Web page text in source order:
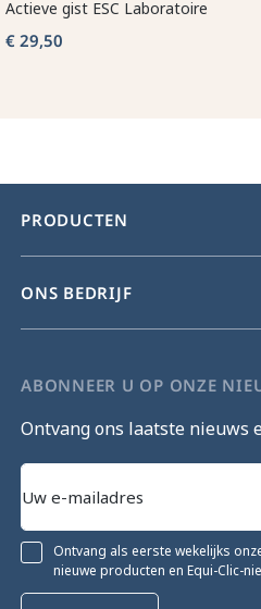
Actieve gist ESC Laboratoire
€ 29,50
PRODUCTEN
ONS BEDRIJF
ABONNEER U OP ONZE
Ontvang ons laatste nieuws
Ontvang als eerste wekelijks
nieuwe producten en Equi-Clic-